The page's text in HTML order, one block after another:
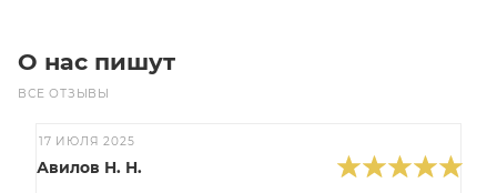
О нас пишут
ВСЕ ОТЗЫВЫ
17 ИЮЛЯ 2025
Авилов Н. Н.